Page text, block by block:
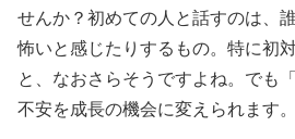
せんか？初めての人と話すのは、
怖いと感じたりするもの。特に初
と、なおさらそうですよね。でも
不安を成長の機会に変えられます。